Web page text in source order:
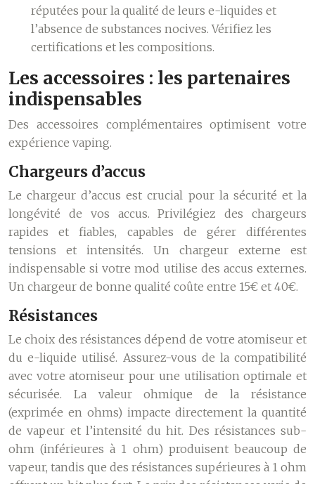
réputées pour la qualité de leurs e-liquides et
l’absence de substances nocives. Vérifiez les
certifications et les compositions.
Les accessoires : les partenaires
indispensables
Des accessoires complémentaires optimisent votre
expérience vaping.
Chargeurs d’accus
Le chargeur d’accus est crucial pour la sécurité et la
longévité de vos accus. Privilégiez des chargeurs
rapides et fiables, capables de gérer différentes
tensions et intensités. Un chargeur externe est
indispensable si votre mod utilise des accus externes.
Un chargeur de bonne qualité coûte entre 15€ et 40€.
Résistances
Le choix des résistances dépend de votre atomiseur et
du e-liquide utilisé. Assurez-vous de la compatibilité
avec votre atomiseur pour une utilisation optimale et
sécurisée. La valeur ohmique de la résistance
(exprimée en ohms) impacte directement la quantité
de vapeur et l’intensité du hit. Des résistances sub-
ohm (inférieures à 1 ohm) produisent beaucoup de
vapeur, tandis que des résistances supérieures à 1 ohm